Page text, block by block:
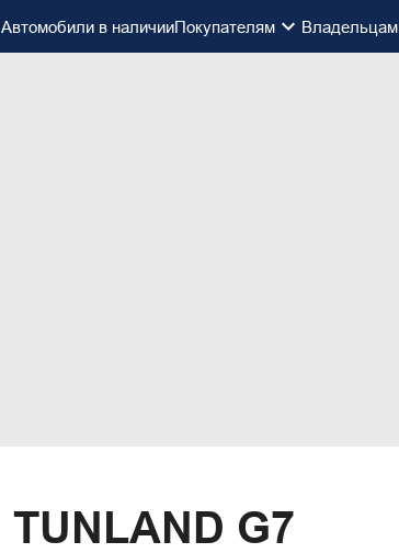
Автомобили в наличииПокупателям Владельцам
TUNLAND G7